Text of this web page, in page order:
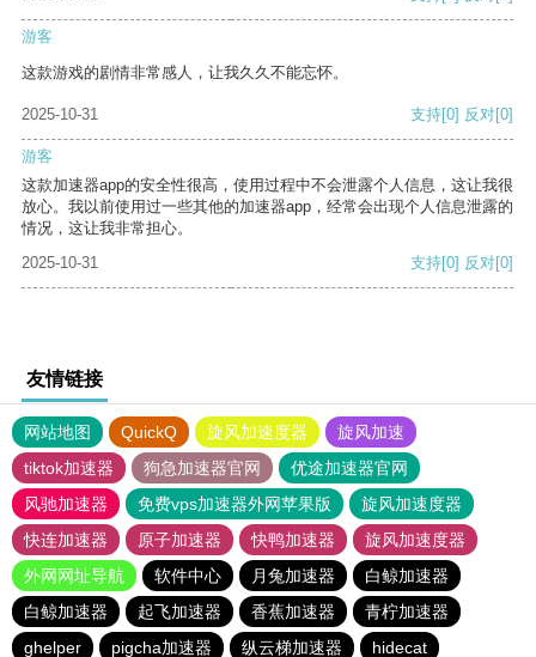
游客
这款游戏的剧情非常感人，让我久久不能忘怀。
2025-10-31 支持[0] 反对[0]
游客
这款加速器app的安全性很高，使用过程中不会泄露个人信息，这让我很
放心。我以前使用过一些其他的加速器app，经常会出现个人信息泄露的
情况，这让我非常担心。
2025-10-31
支持[0] 反对[0]
友情链接
网站地图 QuickQ 旋风加速度器
旋风加速
tiktok加速器
狗急加速器官网
优途加速器官网
风驰加速器
免费vps加速器外网苹果版
旋风加速度器
快连加速器
原子加速器 快鸭加速器
旋风加速度器
外网网址导航
软件中心 月兔加速器
白鲸加速器
白鲸加速器
起飞加速器 香蕉加速器
青柠加速器
ghelper
pigcha加速器 纵云梯加速器 hidecat